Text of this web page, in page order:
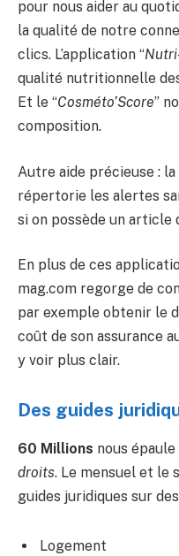
pour nous aider au
la qualité de notre
clics. L’application “
qualité nutritionnelle
Et le “Cosméto’Score”
composition.
Autre aide précieuse : la
répertorie les alertes
si on possède un article
En plus de ces
mag.com regorge de
par exemple obtenir le
coût de son assurance
y voir plus clair.
Des guides
60 Millions nous
droits. Le mensuel et le
guides juridiques sur
Logement